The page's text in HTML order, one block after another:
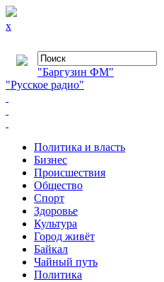
x
"Баргузин ФМ"
"Русское радио"
Политика и власть
Бизнес
Происшествия
Общество
Cпорт
Здоровье
Культура
Город живёт
Байкал
Чайный путь
Политика